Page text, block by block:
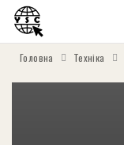
Головна Техніка